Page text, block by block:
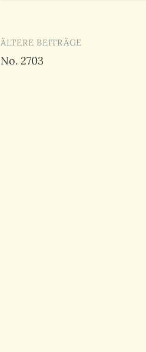
Beitragsnavigation
ÄLTERE BEITRÄGE
No. 2703